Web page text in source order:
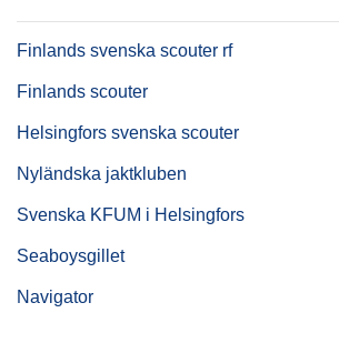
Finlands svenska scouter rf
Finlands scouter
Helsingfors svenska scouter
Nyländska jaktkluben
Svenska KFUM i Helsingfors
Seaboysgillet
Navigator